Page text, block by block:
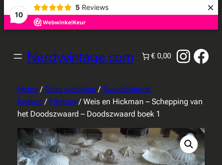
10
5 Reviews ×
Nerdyvintage.com € 0,00
Home/ Onze webshop/ Tweedehands
boeken / Fantasy/ Weis en Hickman – Schepping van
het Doodszwaard – Doodszwaard boek 1